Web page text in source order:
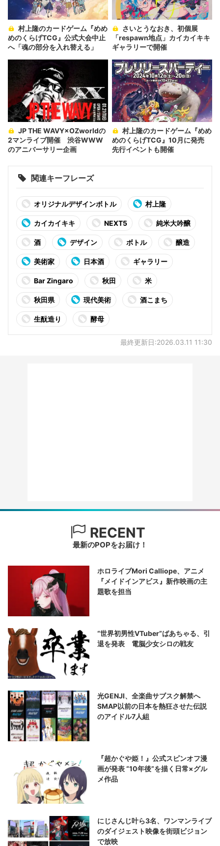
めのくらげTCG』公式大会中止
へ「魂の部分を入れ替える」
「respawn地点」カイカイキキ
ギャラリーで開催
2マンライブ開催 渋谷WWW
のアニバーサリー企画
めのくらげTCG』10月に発売
先行イベントも開催
関連キーフレーズ
オリジナルデザインボトル 村上隆
カイカイキキ NEXT5 純米大吟醸
酒 デザイン ボトル 醸造
美術家 日本酒 ギャラリー
Bar Zingaro 秋田 米
秋田県 現代美術 酒こまち
生酛造り 酵母
最終更新日:2026.03.11 11:30
RECENT
最新のPOPをお届け！
ホロライブMori Calliope、アニメ
『メイドインアビス』新作映画の主
題歌を担当
“世界初男性VTuber”ばあちゃる、引
退を発表 電脳少女シロの戦友
光GENJI、全楽曲サブスク解禁へ
SMAP以前の日本を熱狂させた伝説
のアイドル7人組
『超かぐや姫！』公式スピンオフ漫
画が発表 “10年後”を描く日常×グル
メ作品
にじさんじ叶ら3名、ワンマンライブ
のダイジェスト映像を街頭ビジョン
で放映